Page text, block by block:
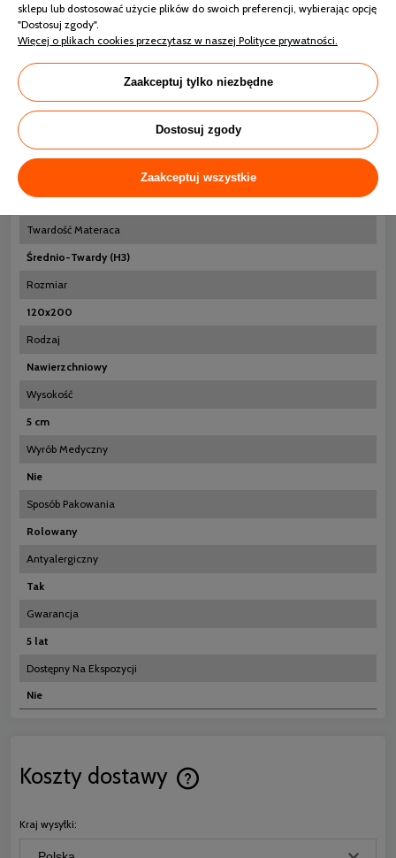
Dane techniczne
120x200
Twardość Materaca
Średnio-Twardy (H3)
Rozmiar
120x200
Rodzaj
Nawierzchniowy
Wysokość
5 cm
Wyrób Medyczny
Nie
Sposób Pakowania
Rolowany
Antyalergiczny
Tak
Gwarancja
5 lat
Dostępny Na Ekspozycji
Nie
Koszty dostawy
Cena nie zawiera ewentualnych
Kraj wysyłki:
sklepu lub dostosować użycie plików do swoich preferencji, wybierając opcję
"Dostosuj zgody".
Więcej o plikach cookies przeczytasz w naszej Polityce prywatności.
Zaakceptuj tylko niezbędne
Dostosuj zgody
Zaakceptuj wszystkie